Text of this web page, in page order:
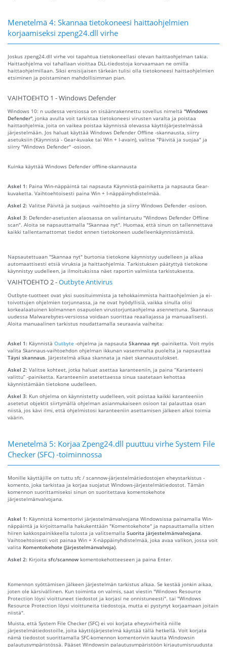
Menetelmä 4: Skannaa tietokoneesi haittaohjelmien
korjaamiseksi zpeng24.dll virhe
Joskus zpeng24.dll virhe voi tapahtua tietokoneellasi olevan haittaohjelman takia.
Haittaohjelma voi tahallaan vioittaa DLL-tiedostoja korvaamaan ne omilla
haittaohjelmillaan. Siksi ensisijaisen tärkeän tulisi olla tietokoneesi haittaohjelmien
etsiminen ja poistaminen mahdollisimman pian.
VAIHTOEHTO 1 - Windows Defender
Windows 10: n uudessa versiossa on sisäänrakennettu sovellus nimeltä "Windows
Defender" , jonka avulla voit tarkistaa tietokoneesi virusten varalta ja poistaa
haittaohjelmia, joita on vaikea poistaa käynnissä olevassa käyttöjärjestelmässä
järjestelmään. Jos haluat käyttää Windows Defender Offline -skannausta, siirry
asetuksiin (Käynnistä - Gear-kuvake tai Win + I-avain), valitse "Päivitä ja suojaa" ja
siirry "Windows Defender" -osioon.
Kuinka käyttää Windows Defender offline-skannausta
Askel 1: Paina Win-näppäintä tai napsauta Käynnistä-painiketta ja napsauta Gear-
kuvaketta. Vaihtoehtoisesti paina Win + I-näppäinyhdistelmää.
Askel 2: Valitse Päivitä ja suojaus -vaihtoehto ja siirry Windows Defender -osioon.
Askel 3: Defender-asetusten alaosassa on valintaruutu "Windows Defender Offline
scan". Aloita se napsauttamalla "Skannaa nyt". Huomaa, että sinun on tallennettava
kaikki tallentamattomat tiedot ennen tietokoneen uudelleenkäynnistämistä.
Napsautettuaan "Skannaa nyt" burtonia tietokone käynnistyy uudelleen ja alkaa
automaattisesti etsiä viruksia ja haittaohjelmia. Tarkistuksen päätyttyä tietokone
käynnistyy uudelleen, ja ilmoituksissa näet raportin valmiista tarkistuksesta.
VAIHTOEHTO 2 -Outbyte Antivirus
Outbyte-tuotteet ovat yksi suosituimmista ja tehokkaimmista haittaohjelmien ja ei-
toivottujen ohjelmien torjunnassa, ja ne ovat hyödyllisiä, vaikka sinulla olisi
korkealaatuinen kolmannen osapuolen virustorjuntaohjelma asennettuna. Skannaus
uudessa Malwarebytes-versiossa voidaan suorittaa reaaliajassa ja manuaalisesti.
Aloita manuaalinen tarkistus noudattamalla seuraavia vaiheita:
Askel 1: Käynnistä Outbyte -ohjelma ja napsauta Skannaa nyt -painiketta. Voit myös
valita Skannaus-vaihtoehdon ohjelman ikkunan vasemmalta puolelta ja napsauttaa
Täysi skannaus. Järjestelmä alkaa skannata ja näet skannaustulokset.
Askel 2: Valitse kohteet, jotka haluat asettaa karanteeniin, ja paina “Karanteeni
valittu” -painiketta. Karanteeniin asetettaessa sinua saatetaan kehottaa
käynnistämään tietokone uudelleen.
Askel 3: Kun ohjelma on käynnistetty uudelleen, voit poistaa kaikki karanteeniin
asetetut objektit siirtymällä ohjelman asianmukaiseen osioon tai palauttaa osan
niistä, jos kävi ilmi, että ohjelmistosi karanteeniin asettamisen jälkeen alkoi toimia
väärin.
Menetelmä 5: Korjaa Zpeng24.dll puuttuu virhe System File
Checker (SFC) -toiminnossa
Monille käyttäjille on tuttu sfc / scannow-järjestelmätiedostojen eheystarkistus -
komento, joka tarkistaa ja korjaa suojatut Windows-järjestelmätiedostot. Tämän
komennon suorittamiseksi sinun on suoritettava komentokehote
järjestelmänvalvojana.
Askel 1: Käynnistä komentorivi järjestelmänvalvojana Windowsissa painamalla Win-
näppäintä ja kirjoittamalla hakukenttään "Komentokehote" ja napsauttamalla sitten
hiiren kakkospainikkeella tulosta ja valitsemalla Suorita järjestelmänvalvojana.
Vaihtoehtoisesti voit painaa Win + X-näppäinyhdistelmää, joka avaa valikon, jossa voit
valita Komentokehote (Järjestelmänvalvoja).
Askel 2: Kirjoita sfc/scannow komentokehotteeseen ja paina Enter.
Komennon syöttämisen jälkeen järjestelmän tarkistus alkaa. Se kestää jonkin aikaa,
joten ole kärsivällinen. Kun toiminta on valmis, saat viestin "Windows Resource
Protection löysi vioittuneet tiedostot ja korjasi ne onnistuneesti". tai "Windows
Resource Protection löysi vioittuneita tiedostoja, mutta ei pystynyt korjaamaan joitain
niistä".
Muista, että System File Checker (SFC) ei voi korjata eheysvirheitä niille
järjestelmätiedostoille, joita käyttöjärjestelmä käyttää tällä hetkellä. Voit korjata
nämä tiedostot suorittamalla SFC-komennon komentorivin kautta Windowsin
palautusympäristössä. Pääset Windowsin palautusympäristöön kirjautumisruudusta